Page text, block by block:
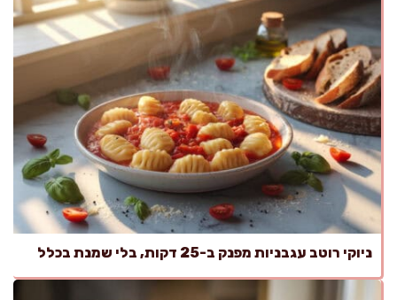
ניוקי רוטב עגבניות מפנק ב-25 דקות, בלי שמנת בכלל